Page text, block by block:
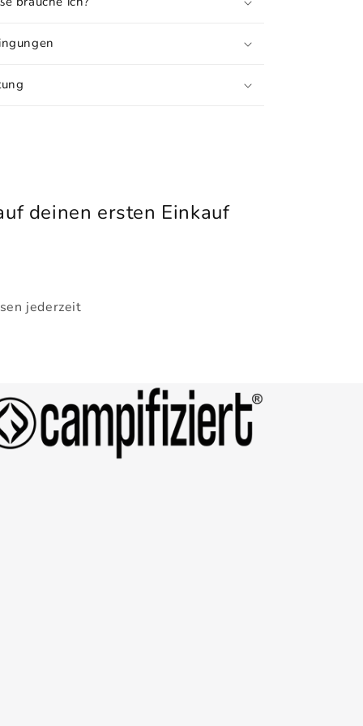
deinen ersten Einkauf
jederzeit